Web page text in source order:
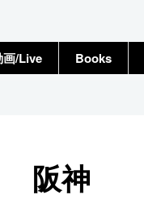
画/Live Books
阪神